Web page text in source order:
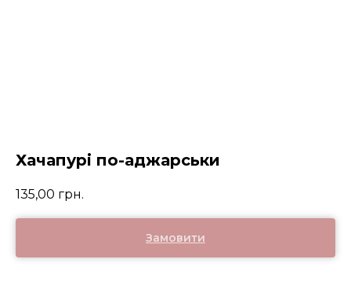
Хачапурі по-аджарськи
135,00 грн.
Замовити